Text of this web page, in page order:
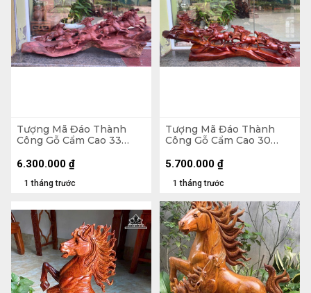
Tượng Mã Đáo Thành
Công Gỗ Cẩm Cao 33
1 tháng trước
6.300.000 ₫
Tượng Mã Đáo Thành
Công Gỗ Cẩm Cao 30
1 tháng trước
5.700.000 ₫